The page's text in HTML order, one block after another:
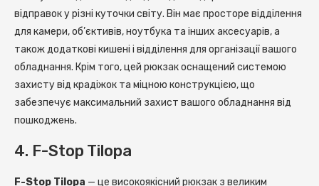
відправок у різні куточки світу. Він має просторе відділення
для камери, об’єктивів, ноутбука та інших аксесуарів, а
також додаткові кишені і відділення для організації вашого
обладнання. Крім того, цей рюкзак оснащений системою
захисту від крадіжок та міцною конструкцією, що
забезпечує максимальний захист вашого обладнання від
пошкоджень.
4. F-Stop Tilopa
F-Stop Tilopa — це високоякісний рюкзак з великим